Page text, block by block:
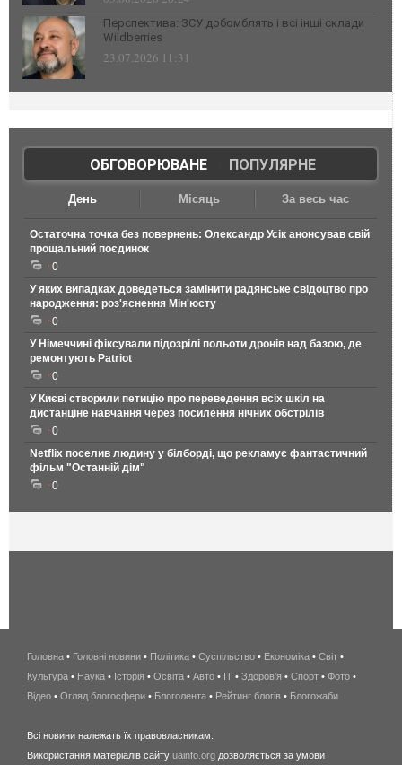
Перспектива: ЗСУ добомблять і всі інші склади
Wildberries
23.07.2026 11:31
ОБГОВОРЮВАНЕ| ПОПУЛЯРНЕ
День Місяць За весь час
Остаточна точка без повернень: Олександр Усік анонсував свій
прощальний поєдинок
0
У яких випадках доведеться замінити радянське свідоцтво про
народження: роз'яснення Мін'юсту
0
У Німеччині фіксували підозрілі польоти дронів над базою, де
ремонтують Patriot
0
У Києві створили петицію про переведення всіх шкіл на
дистанціне навчання через посилення нічних обстрілів
0
Netflix поселив людину у білборді, що рекламує фантастичний
фільм "Останній дім"
0
беспроводной
интернет
киев
wimax
Головна • Головні новини • Політика • Суспільство • Економіка • Світ •
Культура • Наука • Історія • Освіта • Авто • IT • Здоров'я • Спорт • Фото •
Відео • Огляд блогосфери • Блоголента • Рейтинг блогів • Блогожаби
Всі новини належать їх правовласникам.
Використання матеріалів сайту uainfo.org дозволяється за умови